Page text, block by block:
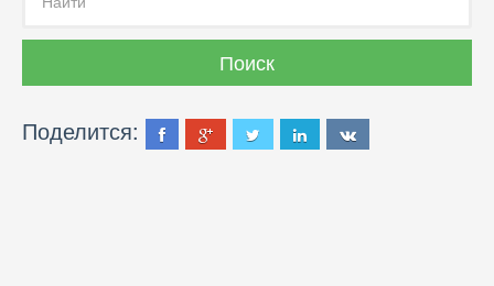
Поделится: